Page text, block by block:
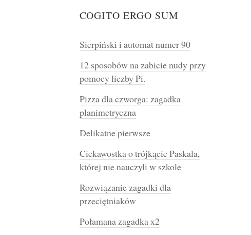
COGITO ERGO SUM
Sierpiński i automat numer 90
12 sposobów na zabicie nudy przy
pomocy liczby Pi.
Pizza dla czworga: zagadka
planimetryczna
Delikatne pierwsze
Ciekawostka o trójkącie Paskala,
której nie nauczyli w szkole
Rozwiązanie zagadki dla
przeciętniaków
Połamana zagadka x2